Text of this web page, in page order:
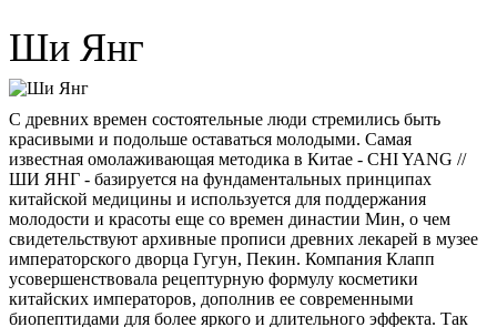
Ши Янг
С древних времен состоятельные люди стремились быть
красивыми и подольше оставаться молодыми. Самая
известная омолаживающая методика в Китае - CHI YANG //
ШИ ЯНГ - базируется на фундаментальных принципах
китайской медицины и используется для поддержания
молодости и красоты еще со времен династии Мин, о чем
свидетельствуют архивные прописи древних лекарей в музее
императорского дворца Гугун, Пекин. Компания Клапп
усовершенствовала рецептурную формулу косметики
китайских императоров, дополнив ее современными
биопептидами для более яркого и длительного эффекта. Так